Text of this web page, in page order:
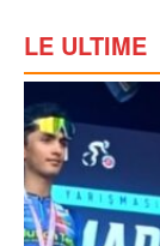
LE ULTIME